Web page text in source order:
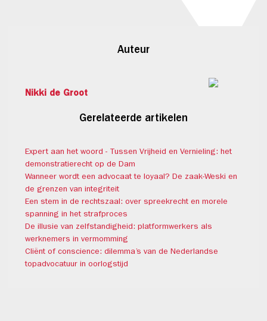
Auteur
Nikki de Groot
Gerelateerde artikelen
Expert aan het woord - Tussen Vrijheid en Vernieling: het
demonstratierecht op de Dam
Wanneer wordt een advocaat te loyaal? De zaak-Weski en
de grenzen van integriteit
Een stem in de rechtszaal: over spreekrecht en morele
spanning in het strafproces
De illusie van zelfstandigheid: platformwerkers als
werknemers in vermomming
Cliënt of conscience: dilemma’s van de Nederlandse
topadvocatuur in oorlogstijd